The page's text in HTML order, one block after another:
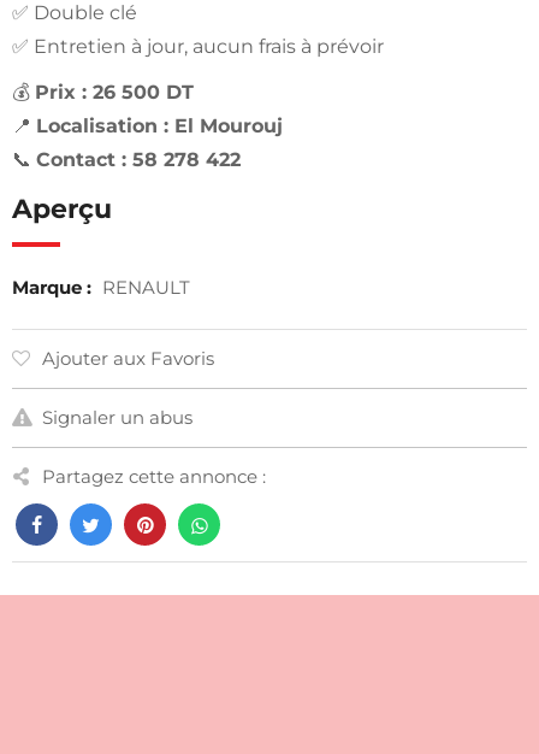
✅ Double clé
✅ Entretien à jour, aucun frais à prévoir
💰 Prix : 26 500 DT
📍 Localisation : El Mourouj
📞 Contact : 58 278 422
Aperçu
Marque : RENAULT
Ajouter aux Favoris
Signaler un abus
Partagez cette annonce :